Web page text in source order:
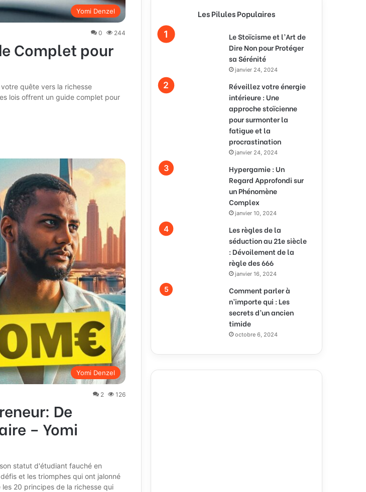
Yomi Denzel
0 244
Complet pour
quête vers la richesse
lois offrent un guide complet pour
Yomi Denzel
2 126
De
– Yomi
statut d'étudiant fauché en
et les triomphes qui ont jalonné
20 principes de la richesse qui
Les Pilules Populaires
Le Stoïcisme et l’Art de
Dire Non pour Protéger
sa Sérénité
janvier 24, 2024
Réveillez votre énergie
intérieure : Une
approche stoïcienne
pour surmonter la
fatigue et la
procrastination
janvier 24, 2024
Hypergamie : Un
Regard Approfondi sur
un Phénomène
Complex
janvier 10, 2024
Les règles de la
séduction au 21e siècle
: Dévoilement de la
règle des 666
janvier 16, 2024
Comment parler à
n’importe qui : Les
secrets d’un ancien
timide
octobre 6, 2024